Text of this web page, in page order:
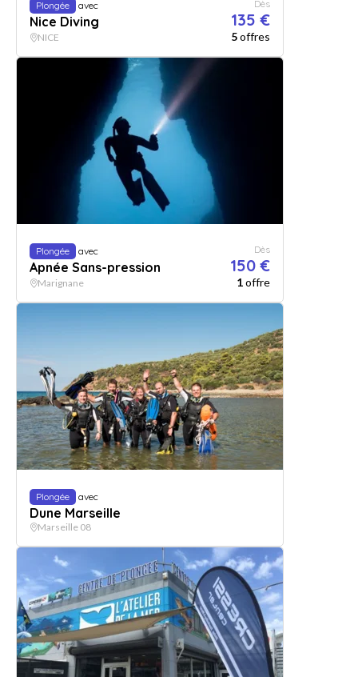
Plongée avec
Nice Diving
Dès
135 €
NICE 5offres
Plongée avec
Apnée Sans-pression
Dès
150 €
Marignane 1offre
Plongée avec
Dune Marseille
Marseille 08